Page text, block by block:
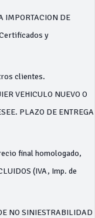
IMPORTACION DE
y
clientes.
VEHICULO NUEVO O
PLAZO DE ENTREGA
final homologado,
(IVA, Imp. de
NO SINIESTRABILIDAD